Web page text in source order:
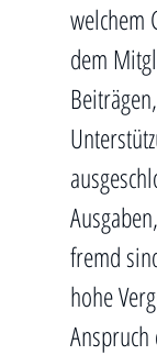
welchem
dem
fremd
hohe